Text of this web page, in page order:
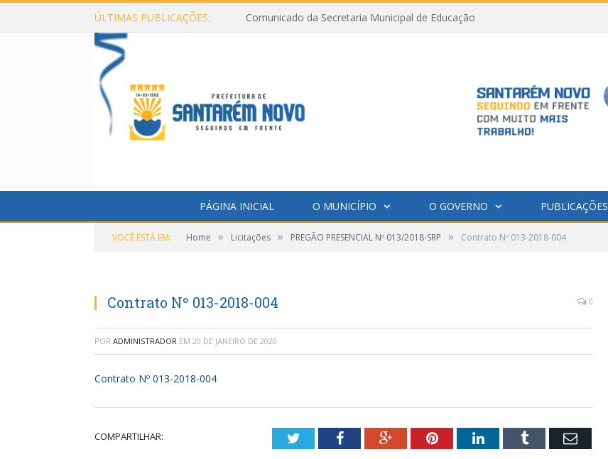
ÚLTIMAS PUBLICAÇÕES: Comunicado da Secretaria Municipal de Educação
PÁGINA INICIAL O MUNICÍPIO O GOVERNO PUBLICAÇÕES
VOCÊ ESTÁ EM: Home » Licitações » PREGÃO PRESENCIAL Nº 013/2018-SRP » Contrato Nº 013-2018-004
Contrato Nº 013-2018-004 0
POR ADMINISTRADOR EM 20 DE JANEIRO DE 2020
Contrato Nº 013-2018-004
COMPARTILHAR: TwitterFacebookGoogle+PinterestLinkedInTumblr Email